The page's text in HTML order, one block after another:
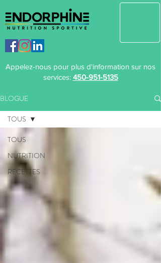
Appelez-nous pour plus d'information sur nos
services: 450-951-5135
BLOGUE
TOUS
NUTRITION
RECETTES
TOUS